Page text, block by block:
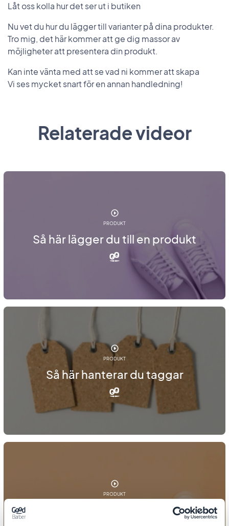
Låt oss kolla hur det ser ut i butiken
Nu vet du hur du lägger till varianter på dina produkter.
Tro mig, det här kommer att ge dig massor av
möjligheter att presentera din produkt.
Kan inte vänta med att se vad ni kommer att skapa
Vi ses mycket snart för en annan handledning!
Relaterade videor
PRODUKT
Så här lägger du till en produkt
PRODUKT
Så här hanterar du taggar
PRODUKT
Så här visar du liknande produkter